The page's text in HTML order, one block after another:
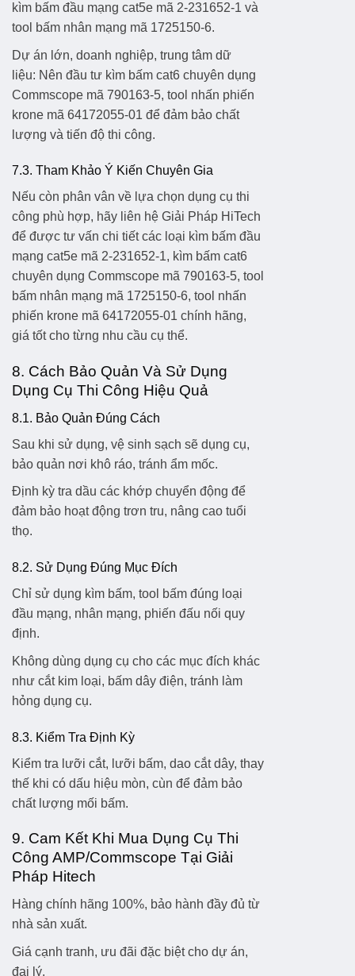
kìm bấm đầu mạng cat5e mã 2-231652-1 và
tool bấm nhân mạng mã 1725150-6.
Dự án lớn, doanh nghiệp, trung tâm dữ
liệu: Nên đầu tư kìm bấm cat6 chuyên dụng
Commscope mã 790163-5, tool nhấn phiến
krone mã 64172055-01 để đảm bảo chất
lượng và tiến độ thi công.
7.3. Tham Khảo Ý Kiến Chuyên Gia
Nếu còn phân vân về lựa chọn dụng cụ thi
công phù hợp, hãy liên hệ Giải Pháp HiTech
để được tư vấn chi tiết các loại kìm bấm đầu
mạng cat5e mã 2-231652-1, kìm bấm cat6
chuyên dụng Commscope mã 790163-5, tool
bấm nhân mạng mã 1725150-6, tool nhấn
phiến krone mã 64172055-01 chính hãng,
giá tốt cho từng nhu cầu cụ thể.
8. Cách Bảo Quản Và Sử Dụng
Dụng Cụ Thi Công Hiệu Quả
8.1. Bảo Quản Đúng Cách
Sau khi sử dụng, vệ sinh sạch sẽ dụng cụ,
bảo quản nơi khô ráo, tránh ẩm mốc.
Định kỳ tra dầu các khớp chuyển động để
đảm bảo hoạt động trơn tru, nâng cao tuổi
thọ.
8.2. Sử Dụng Đúng Mục Đích
Chỉ sử dụng kìm bấm, tool bấm đúng loại
đầu mạng, nhân mạng, phiến đấu nối quy
định.
Không dùng dụng cụ cho các mục đích khác
như cắt kim loại, bấm dây điện, tránh làm
hỏng dụng cụ.
8.3. Kiểm Tra Định Kỳ
Kiểm tra lưỡi cắt, lưỡi bấm, dao cắt dây, thay
thế khi có dấu hiệu mòn, cùn để đảm bảo
chất lượng mối bấm.
9. Cam Kết Khi Mua Dụng Cụ Thi
Công AMP/Commscope Tại Giải
Pháp Hitech
Hàng chính hãng 100%, bảo hành đầy đủ từ
nhà sản xuất.
Giá cạnh tranh, ưu đãi đặc biệt cho dự án,
đại lý.